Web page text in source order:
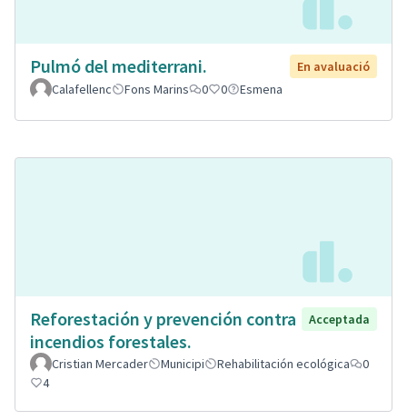
Pulmó del mediterrani.
En avaluació
Calafellenc
Fons Marins 0 0 Esmena
Reforestación y prevención contra
incendios forestales.
Acceptada
Cristian Mercader Municipi Rehabilitación ecológica
0
4